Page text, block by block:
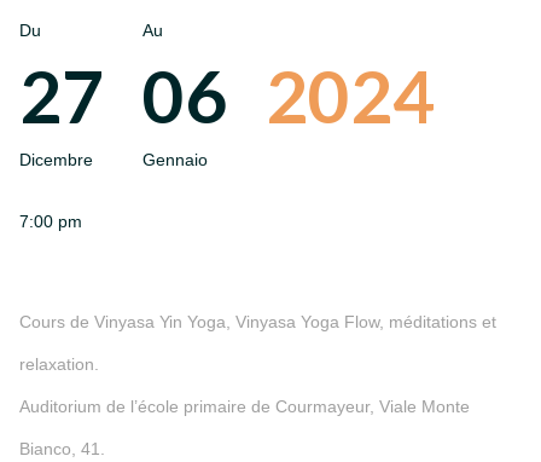
Du
27
Dicembre
Au
06
Gennaio
2024
7:00 pm
Cours de Vinyasa Yin Yoga, Vinyasa Yoga Flow, méditations et
relaxation.
Auditorium de l’école primaire de Courmayeur, Viale Monte
Bianco, 41.